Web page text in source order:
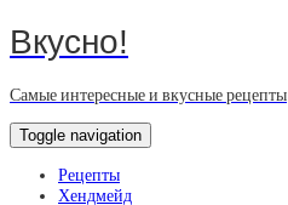
Вкусно!
Самые интересные и вкусные рецепты
Toggle navigation
Рецепты
Хендмейд